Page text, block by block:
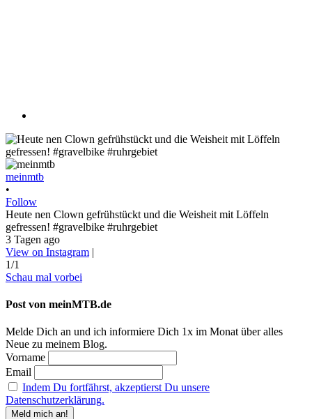
meinmtb
•
Follow
Heute nen Clown gefrühstückt und die Weisheit mit Löffeln
gefressen! #gravelbike #ruhrgebiet
3 Tagen ago
View on Instagram |
1/1
Schau mal vorbei
Post von meinMTB.de
Melde Dich an und ich informiere Dich 1x im Monat über alles
Neue zu meinem Blog.
Vorname
Email
Indem Du fortfährst, akzeptierst Du unsere
Datenschutzerklärung.